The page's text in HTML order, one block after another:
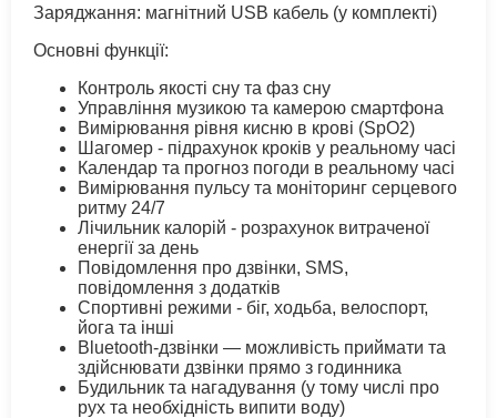
Заряджання: магнітний USB кабель (у комплекті)
Основні функції:
Контроль якості сну та фаз сну
Управління музикою та камерою смартфона
Вимірювання рівня кисню в крові (SpO2)
Шагомер - підрахунок кроків у реальному часі
Календар та прогноз погоди в реальному часі
Вимірювання пульсу та моніторинг серцевого
ритму 24/7
Лічильник калорій - розрахунок витраченої
енергії за день
Повідомлення про дзвінки, SMS,
повідомлення з додатків
Спортивні режими - біг, ходьба, велоспорт,
йога та інші
Bluetooth-дзвінки — можливість приймати та
здійснювати дзвінки прямо з годинника
Будильник та нагадування (у тому числі про
рух та необхідність випити воду)